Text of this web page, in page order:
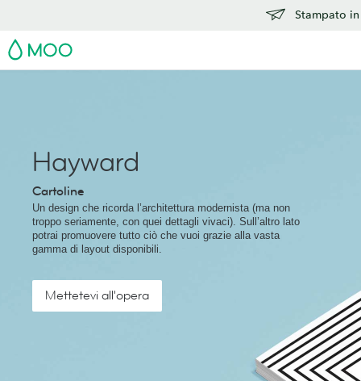
Stampato
MOO
Hayward
Cartoline
Un design che ricorda l’architettura modernista (ma non
troppo seriamente, con quei dettagli vivaci). Sull’altro lato
potrai promuovere tutto ciò che vuoi grazie alla vasta
gamma di layout disponibili.
Mettetevi all'opera